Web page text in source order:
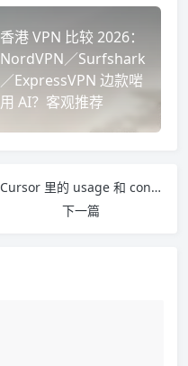
香港 VPN 比较 2026：
NordVPN／Surfshark
／ExpressVPN 边款啱
用 AI？客观推荐
Cursor 里的 usage 和 context 分别是什么意思
下一篇